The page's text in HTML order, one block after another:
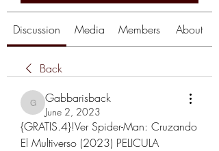
Discussion Media Members About
Back
Gabbarisback
Gabbarisback
June 2, 2023
{GRATIS.4}!Ver Spider-Man: Cruzando
El Multiverso (2023) PELICULA